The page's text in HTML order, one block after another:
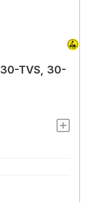
TVS, 30-